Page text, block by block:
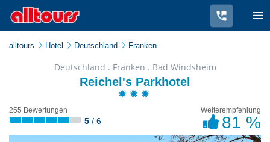
alltours Hotel Deutschland Franken
Deutschland . Franken . Bad Windsheim
Reichel's Parkhotel
255 Bewertungen
5 / 6
Weiterempfehlung
81 %